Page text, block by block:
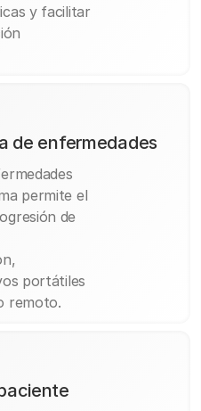
y facilitar
de enfermedades
permite el
de
portátiles
remoto.